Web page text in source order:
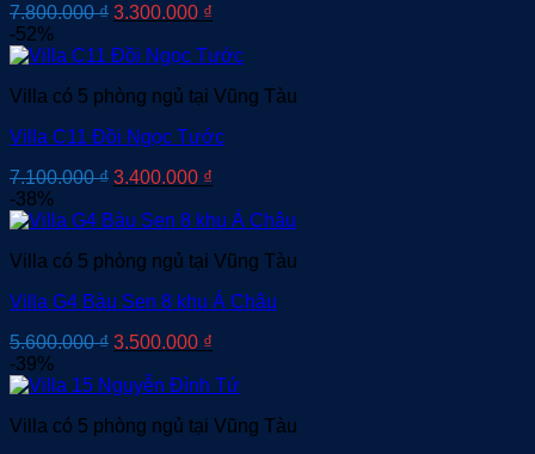
7.800.000₫ Giá
là:
3.300.000 ₫
tại
3.300.000 ₫.
-52%
Villa có 5 phòng ngủ tại Vũng Tàu
Villa C11 Đồi Ngọc Tước
7.100.000₫ Giá
là:
3.400.000 ₫
tại
3.400.000 ₫.
-38%
Villa có 5 phòng ngủ tại Vũng Tàu
Villa G4 Bàu Sen 8 khu Á Châu
5.600.000₫ Giá
là:
3.500.000 ₫
tại
3.500.000 ₫.
-39%
Villa có 5 phòng ngủ tại Vũng Tàu